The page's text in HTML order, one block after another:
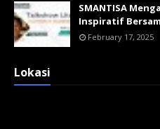
SMANTISA
Inspiratif
February 17, 2025
Lokasi